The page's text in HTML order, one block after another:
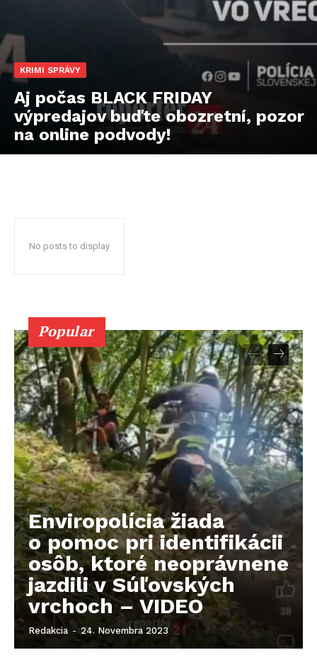
KRIMI SPRÁVY
Aj počas BLACK FRIDAY
výpredajov buďte obozretní, pozor
na online podvody!
No posts to display
Popular
Enviropolícia žiada
o pomoc pri identifikácii
osôb, ktoré neoprávnene
jazdili v Súľovských
vrchoch – VIDEO
Redakcia - 24. Novembra 2023